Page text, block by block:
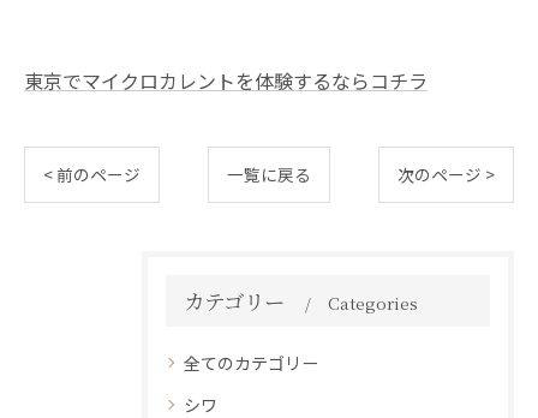
東京でマイクロカレントを体験するならコチラ
< 前のページ 一覧に戻る 次のページ >
カテゴリー Categories
全てのカテゴリー
シワ